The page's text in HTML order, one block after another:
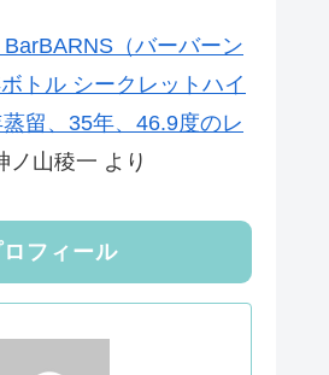
（バーバーン
トル シークレットハイ
留、35年、46.9度のレ
ノ山稜一 より
ロフィール